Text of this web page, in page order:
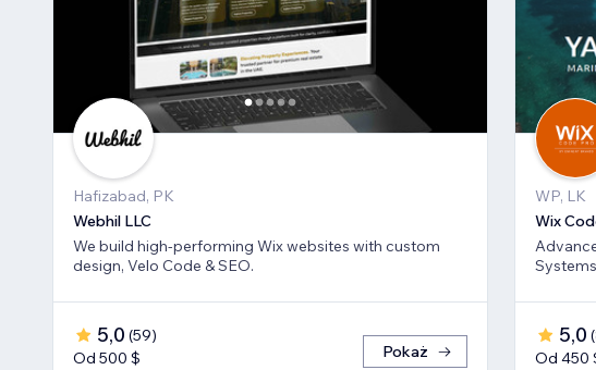
Hafizabad, PK
Webhil LLC
We build high-performing Wix websites with custom
design, Velo Code & SEO.
5,0 (59)
Od 500 $
Pokaż
WP, LK
Wix
5,0 (
Od 450